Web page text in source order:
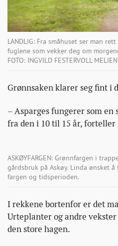
LANDLIG: Fra småhuset ser man
fuglene som vekker deg om
FOTO: INGVILD FESTERVOLL MELIEN
Grønnsaken klarer seg fint i
– Asparges fungerer som en
fra den i 10 til 15 år, forteller
ASKØYFARGEN: Grønnfargen i
gårdsbruk på Askøy. Linda ønsket
fargen og tidsperioden.
I rekkene bortenfor er det
Urteplanter og andre
den store hagen.